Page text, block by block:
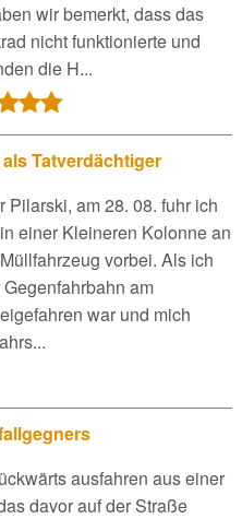
wir bemerkt, dass das
nicht funktionierte und
die H...
Tatverdächtiger
Pilarski, am 28. 08. fuhr ich
einer Kleineren Kolonne an
vorbei. Als ich
am
war und mich
ausfahren aus einer
davor auf der Straße